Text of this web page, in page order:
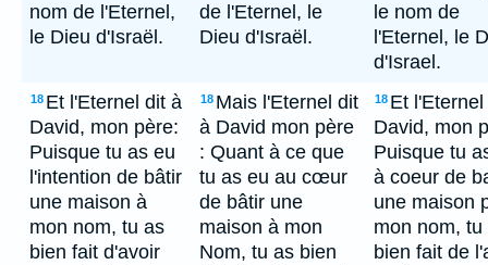
nom de l'Eternel,
le Dieu d'Israël.
de l'Eternel, le
Dieu d'Israël.
le nom de
l'Eternel, le
d'Israel.
18 Et l'Eternel dit à
David, mon père:
Puisque tu as eu
l'intention de bâtir
une maison à
mon nom, tu as
bien fait d'avoir
18 Mais l'Eternel dit
à David mon père
: Quant à ce que
tu as eu au cœur
de bâtir une
maison à mon
Nom, tu as bien
18 Et
David, mon
Puisque tu
à coeur de
une maison
mon nom, tu
bien fait de